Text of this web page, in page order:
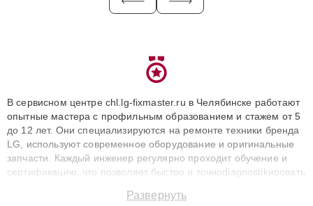
В сервисном центре chl.lg-fixmaster.ru в Челябинске работают
опытные мастера с профильным образованием и стажем от 5
до 12 лет. Они специализируются на ремонте техники бренда
LG, используют современное оборудование и оригинальные
запчасти. Каждый инженер регулярно проходит обучение и
сертификацию, что позволяет быстро и точноdiagnostikировать
до 3 лет. Наши мастера решают сложные случаи: от замены
Развернуть